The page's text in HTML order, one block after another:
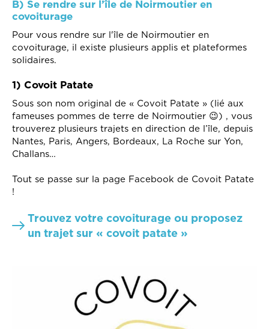
B) Se rendre sur l’île de Noirmoutier en
covoiturage
Pour vous rendre sur l'île de Noirmoutier en
covoiturage, il existe plusieurs applis et plateformes
solidaires.
1) Covoit Patate
Sous son nom original de « Covoit Patate » (lié aux
fameuses pommes de terre de Noirmoutier 😉) , vous
trouverez plusieurs trajets en direction de l’île, depuis
Nantes, Paris, Angers, Bordeaux, La Roche sur Yon,
Challans…
Tout se passe sur la page Facebook de Covoit Patate
!
Trouvez votre covoiturage ou proposez
un trajet sur « covoit patate »